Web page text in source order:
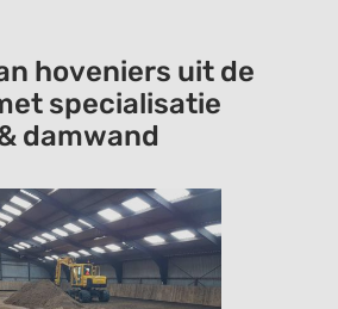
hoveniers uit de
specialisatie
damwand